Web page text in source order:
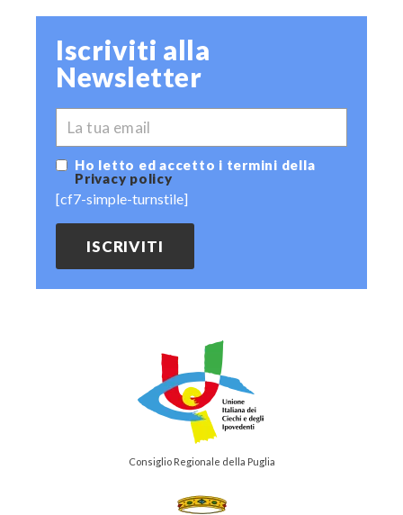
Iscriviti alla
Newsletter
EMAIL
Ho letto ed accetto i termini della
Privacy policy
[cf7-simple-turnstile]
Consiglio Regionale della Puglia